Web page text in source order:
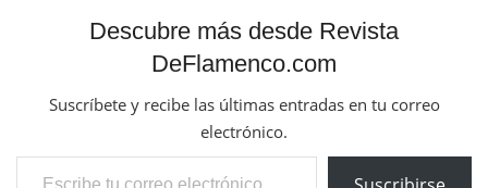
Descubre más desde Revista
DeFlamenco.com
Suscríbete y recibe las últimas entradas en tu correo
electrónico.
Escribe tu correo electrónico…